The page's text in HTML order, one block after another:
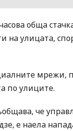
обща
на улицата,
мрежи,
по улиците.
че
е наела